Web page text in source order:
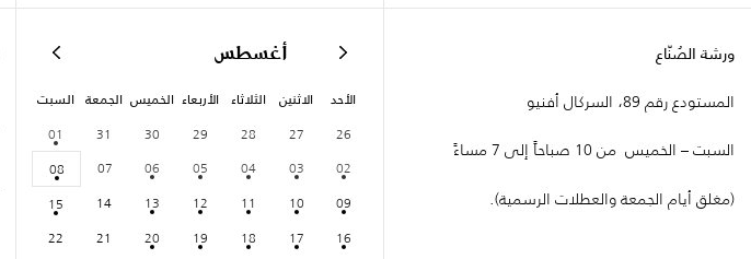
ورشة الصُنّاع
المستودع رقم 89، السركال أفنيو
السبت – الخميس من 10 صباحاً إلى 7 مساءً
(مغلق أيام الجمعة والعطلات الرسمية).
أغسطس
الأحد الاثنين الثلاثاء الأربعاء الخميس الجمعة السبت
26
27
28
29
30
31
01
02
03
04
05
06
07
08
09
10
11
12
13
14
15
16
17
18
19
20
21
22